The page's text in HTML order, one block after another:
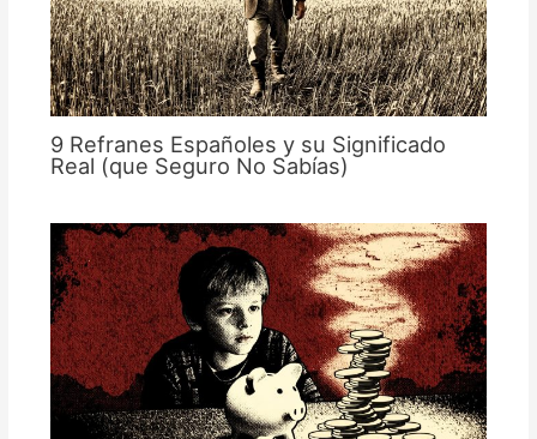
9 Refranes Españoles y su Significado
Real (que Seguro No Sabías)